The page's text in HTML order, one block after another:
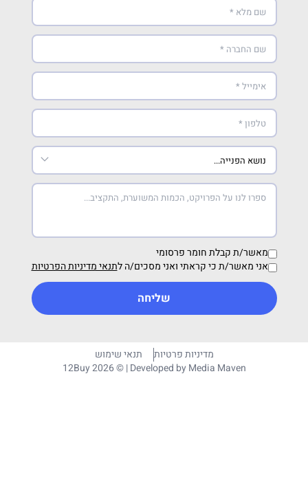
מאשר/ת קבלת חומר פרסומי
אני מאשר/ת כי קראתי ואני מסכים/ה לתנאי מדיניות הפרטיות
שליחה
מדיניות פרטיות
תנאי שימוש
12Buy 2026 © | Developed byMedia Maven